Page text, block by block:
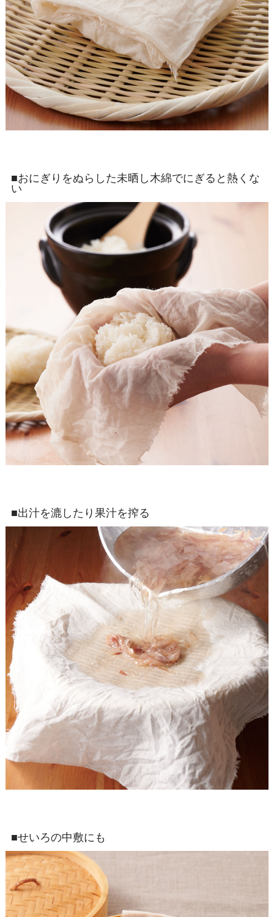
■おにぎりをぬらした未晒し木綿でにぎると熱くな
い
■出汁を漉したり果汁を搾る
■せいろの中敷にも